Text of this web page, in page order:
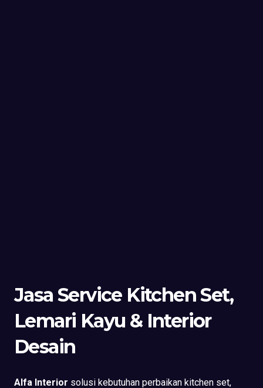
Jasa Service Kitchen Set,
Lemari Kayu & Interior
Desain
Alfa Interior solusi kebutuhan perbaikan kitchen set,